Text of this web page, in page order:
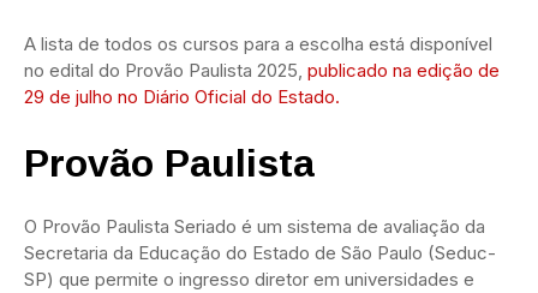
A lista de todos os cursos para a escolha está disponível
no edital do Provão Paulista 2025, publicado na edição de
29 de julho no Diário Oficial do Estado.
Provão Paulista
O Provão Paulista Seriado é um sistema de avaliação da
Secretaria da Educação do Estado de São Paulo (Seduc-
SP) que permite o ingresso diretor em universidades e